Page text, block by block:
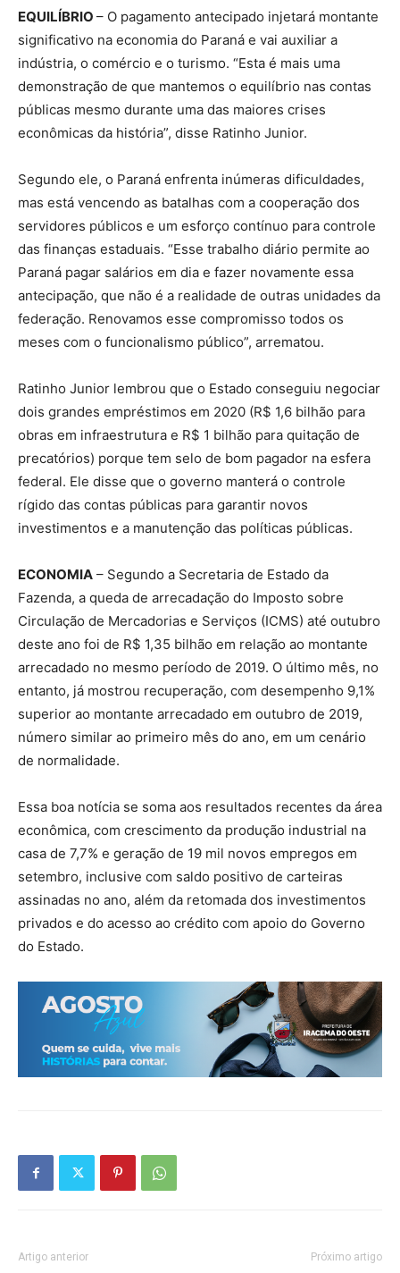
EQUILÍBRIO – O pagamento antecipado injetará montante
significativo na economia do Paraná e vai auxiliar a
indústria, o comércio e o turismo. “Esta é mais uma
demonstração de que mantemos o equilíbrio nas contas
públicas mesmo durante uma das maiores crises
econômicas da história”, disse Ratinho Junior.
Segundo ele, o Paraná enfrenta inúmeras dificuldades,
mas está vencendo as batalhas com a cooperação dos
servidores públicos e um esforço contínuo para controle
das finanças estaduais. “Esse trabalho diário permite ao
Paraná pagar salários em dia e fazer novamente essa
antecipação, que não é a realidade de outras unidades da
federação. Renovamos esse compromisso todos os
meses com o funcionalismo público”, arrematou.
Ratinho Junior lembrou que o Estado conseguiu negociar
dois grandes empréstimos em 2020 (R$ 1,6 bilhão para
obras em infraestrutura e R$ 1 bilhão para quitação de
precatórios) porque tem selo de bom pagador na esfera
federal. Ele disse que o governo manterá o controle
rígido das contas públicas para garantir novos
investimentos e a manutenção das políticas públicas.
ECONOMIA – Segundo a Secretaria de Estado da
Fazenda, a queda de arrecadação do Imposto sobre
Circulação de Mercadorias e Serviços (ICMS) até outubro
deste ano foi de R$ 1,35 bilhão em relação ao montante
arrecadado no mesmo período de 2019. O último mês, no
entanto, já mostrou recuperação, com desempenho 9,1%
superior ao montante arrecadado em outubro de 2019,
número similar ao primeiro mês do ano, em um cenário
de normalidade.
Essa boa notícia se soma aos resultados recentes da área
econômica, com crescimento da produção industrial na
casa de 7,7% e geração de 19 mil novos empregos em
setembro, inclusive com saldo positivo de carteiras
assinadas no ano, além da retomada dos investimentos
privados e do acesso ao crédito com apoio do Governo
do Estado.
Artigo anterior Próximo artigo